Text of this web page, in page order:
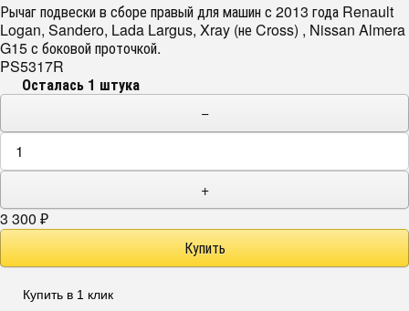
Рычаг подвески в сборе правый для машин с 2013 года Renault
Logan, Sandero, Lada Largus, Xray (не Cross) , Nissan Almera
G15 с боковой проточкой.
PS5317R
Осталась 1 штука
−
+
3 300 ₽
Купить в 1 клик